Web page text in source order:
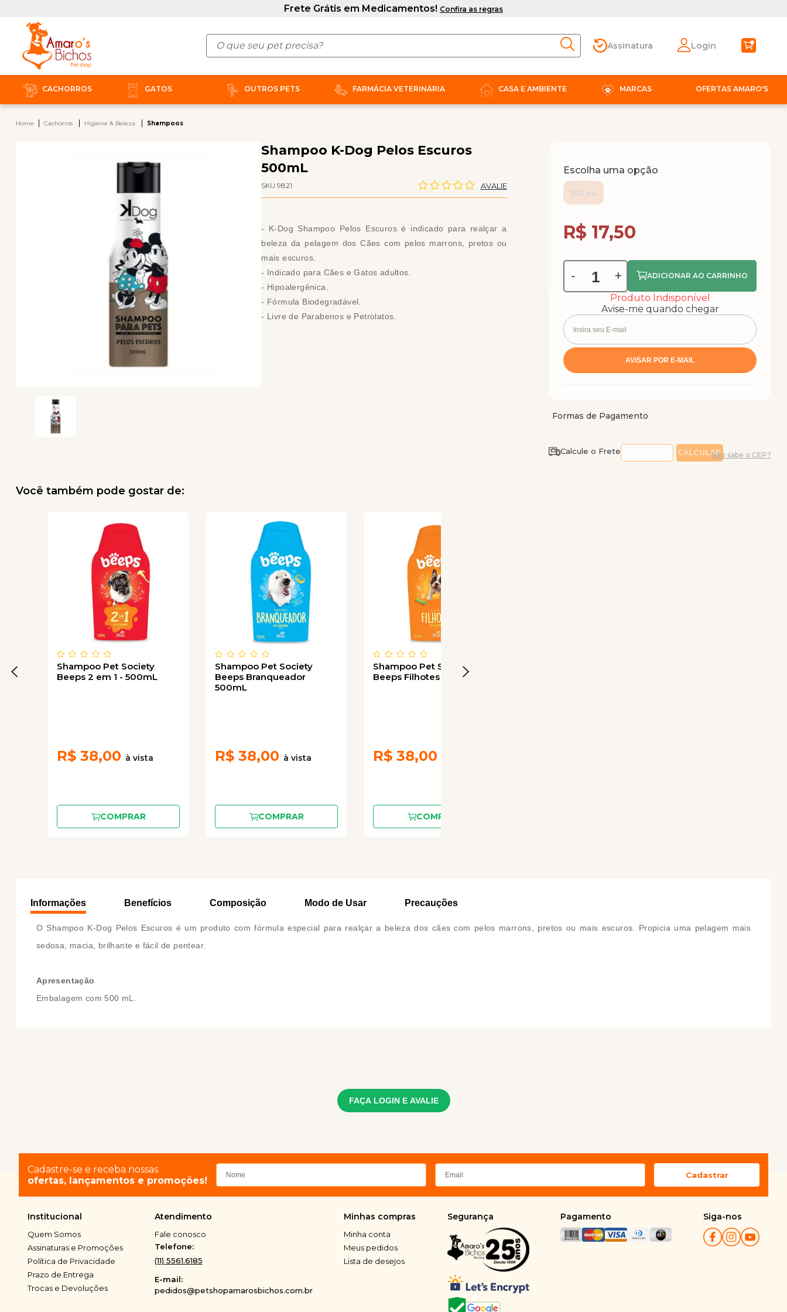
Assinatura Login
CACHORROS GATOS OUTROS PETS FARMÁCIA VETERINÁRIA CASA E AMBIENTE MARCAS OFERTAS AMARO'S
Home Cachorros Higiene & Beleza Shampoos
Shampoo K-Dog Pelos Escuros
500mL
SKU 9821 AVALIE
- K-Dog Shampoo Pelos Escuros é indicado para realçar a
beleza da pelagem dos Cães com pelos marrons, pretos ou
mais escuros.
- Indicado para Cães e Gatos adultos.
- Hipoalergênica.
- Fórmula Biodegradável.
- Livre de Parabenos e Petrolatos.
Você também pode gostar de:
Shampoo Pet Society
Beeps 2 em 1 - 500mL
R$ 38,00
COMPRAR
Shampoo Pet Society
Beeps Branqueador
500mL
R$ 38,00
COMPRAR
Shampoo Pet Society
Beeps Filhotes 500mL
R$ 38,00
COMPRAR
Escolha uma opção
500 mL
R$ 17,50
- +
Produto Indisponível
Avise-me quando chegar
Calcule o Frete Não sabe o CEP?
Informações Benefícios Composição Modo de Usar Precauções
O Shampoo K-Dog Pelos Escuros é um produto com fórmula especial para realçar a beleza dos cães com pelos marrons, pretos ou mais escuros. Propicia uma pelagem mais
sedosa, macia, brilhante e fácil de pentear.
Apresentação
Embalagem com 500 mL.
FAÇA LOGIN E AVALIE
Cadastre-se e receba nossas
ofertas, lançamentos e promoções!
Institucional
Quem Somos
Assinaturas e Promoções
Política de Privacidade
Prazo de Entrega
Trocas e Devoluções
Atendimento
Fale conosco
Telefone:
(11) 5561.6185
E-mail:
pedidos@petshopamarosbichos.com.br
Minhas compras
Minha conta
Meus pedidos
Lista de desejos
Segurança Pagamento Siga-nos